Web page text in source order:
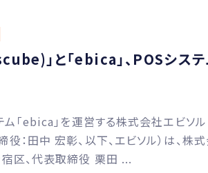
」と「ebica」、POSシス
「ebica」を運営する株式会社エビソル
：田中 宏彰、以下、エビソル）は、株
宿区、代表取締役 栗田 ...